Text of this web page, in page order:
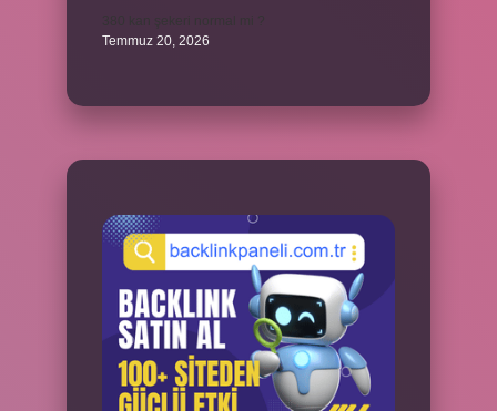
Temmuz 20, 2026